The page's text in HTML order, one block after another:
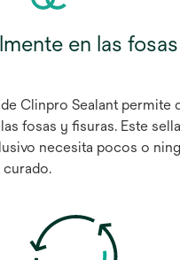
en las
Clinpro Sealant permite
fosas y fisuras. Este
necesita pocos o
curado.